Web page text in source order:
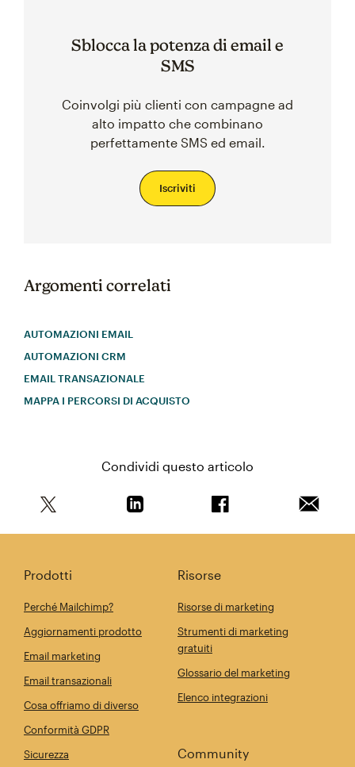
Sblocca la potenza di email e
SMS
Coinvolgi più clienti con campagne ad
alto impatto che combinano
perfettamente SMS ed email.
Iscriviti
Argomenti correlati
AUTOMAZIONI EMAIL
AUTOMAZIONI CRM
EMAIL TRANSAZIONALE
MAPPA I PERCORSI DI ACQUISTO
Condividi questo articolo
Prodotti
Perché Mailchimp?
Aggiornamenti prodotto
Email marketing
Email transazionali
Cosa offriamo di diverso
Conformità GDPR
Sicurezza
Risorse
Risorse di marketing
Strumenti di marketing
gratuiti
Glossario del marketing
Elenco integrazioni
Community